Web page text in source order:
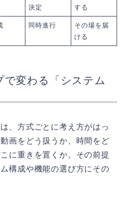
決定
する
同時進行
その場を届
ける
で変わる「システム
、方式ごとに考え方がはっ
画をどう扱うか、時間をど
に重きを置くか。その前提
構成や機能の選び方にその